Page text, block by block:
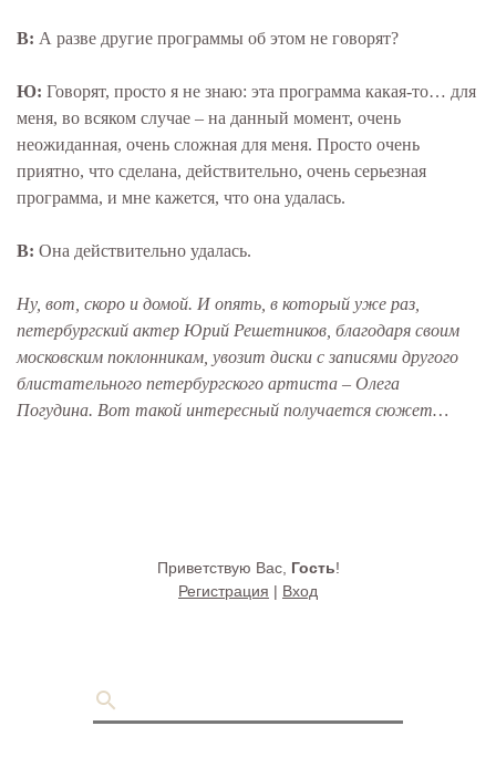
В: А разве другие программы об этом не говорят?
Ю: Говорят, просто я не знаю: эта программа какая-то… для
меня, во всяком случае – на данный момент, очень
неожиданная, очень сложная для меня. Просто очень
приятно, что сделана, действительно, очень серьезная
программа, и мне кажется, что она удалась.
В: Она действительно удалась.
Ну, вот, скоро и домой. И опять, в который уже раз,
петербургский актер Юрий Решетников, благодаря своим
московским поклонникам, увозит диски с записями другого
блистательного петербургского артиста – Олега
Погудина. Вот такой интересный получается сюжет…
Приветствую Вас, Гость!
Регистрация | Вход